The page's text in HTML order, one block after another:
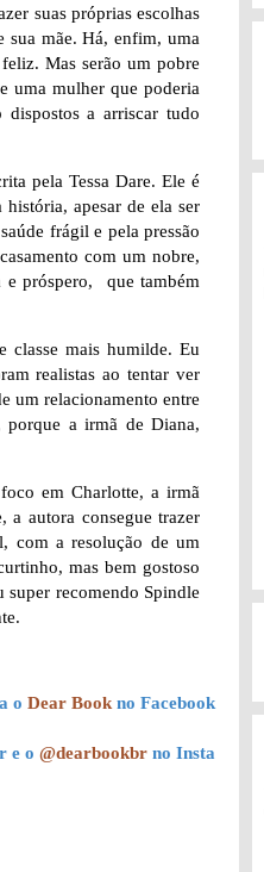
suas próprias escolhas
sua mãe. Há, enfim, uma
Mas serão um pobre
uma mulher que poderia
dispostos a arriscar tudo
pela Tessa Dare. Ele é
apesar de ela ser
frágil e pela pressão
com um nobre,
e próspero, que também
classe mais humilde. Eu
realistas ao tentar ver
um relacionamento entre
porque a irmã de Diana,
em Charlotte, a irmã
a autora consegue trazer
com a resolução de um
mas bem gostoso
super recomendo Spindle
oDear Book no Facebook
e o@dearbookbr no Insta